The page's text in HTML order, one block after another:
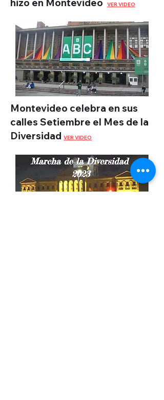
hizo en Montevideo
VER VIDEO
Montevideo celebra en sus
calles Setiembre el Mes de la
Diversidad VER VIDEO